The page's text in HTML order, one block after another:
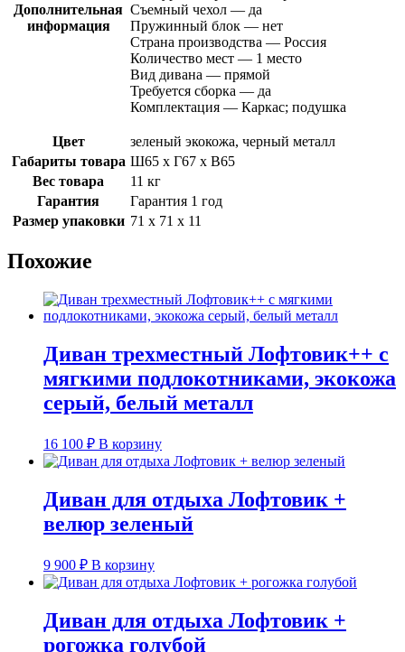
Дополнительная
информация
Съемный чехол — да
Пружинный блок — нет
Страна производства — Россия
Количество мест — 1 место
Вид дивана — прямой
Требуется сборка — да
Комплектация — Каркас; подушка
Цвет
зеленый экокожа, черный металл
Габариты товара Ш65 х Г67 х В65
Вес товара
11 кг
Гарантия
Гарантия 1 год
Размер упаковки 71 х 71 х 11
Похожие
Диван трехместный Лофтовик++ с
мягкими подлокотниками, экокожа
серый, белый металл
16 100 ₽ В корзину
Диван для отдыха Лофтовик +
велюр зеленый
9 900 ₽ В корзину
Диван для отдыха Лофтовик +
рогожка голубой